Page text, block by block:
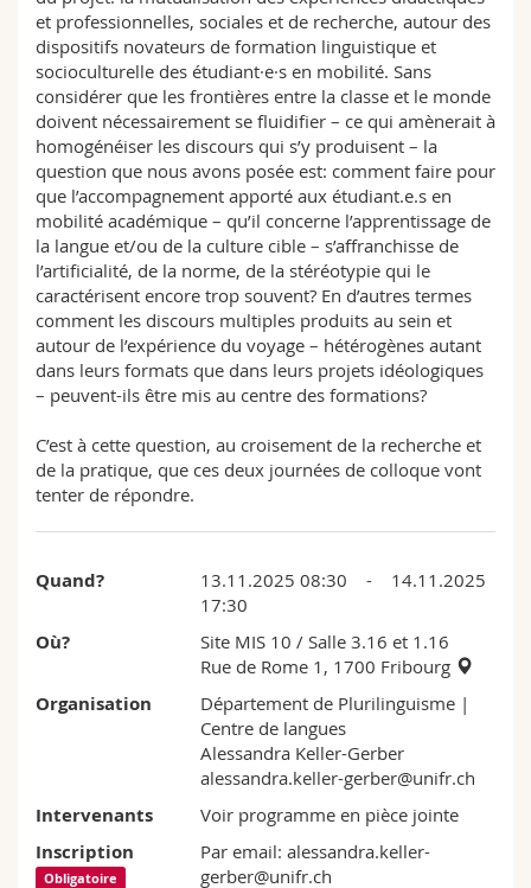
et professionnelles, sociales et de recherche, autour des
dispositifs novateurs de formation linguistique et
socioculturelle des étudiant·e·s en mobilité. Sans
considérer que les frontières entre la classe et le monde
doivent nécessairement se fluidifier – ce qui amènerait à
homogénéiser les discours qui s’y produisent – la
question que nous avons posée est: comment faire pour
que l’accompagnement apporté aux étudiant.e.s en
mobilité académique – qu’il concerne l’apprentissage de
la langue et/ou de la culture cible – s’affranchisse de
l’artificialité, de la norme, de la stéréotypie qui le
caractérisent encore trop souvent? En d’autres termes
comment les discours multiples produits au sein et
autour de l’expérience du voyage – hétérogènes autant
dans leurs formats que dans leurs projets idéologiques
– peuvent-ils être mis au centre des formations?
C’est à cette question, au croisement de la recherche et
de la pratique, que ces deux journées de colloque vont
tenter de répondre.
Quand?
13.11.2025 08:30 - 14.11.2025
17:30
Où? Site MIS 10 / Salle 3.16 et 1.16
Rue de Rome 1, 1700 Fribourg
Organisation
Département de Plurilinguisme |
Centre de langues
Alessandra Keller-Gerber
alessandra.keller-gerber@unifr.ch
Intervenants Voir programme en pièce jointe
Inscription
Obligatoire
Par email: alessandra.keller-
gerber@unifr.ch